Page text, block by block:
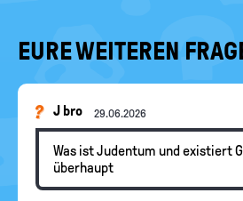
EURE WEITEREN
J bro 29.06.2026
Was ist Judentum und existiert
überhaupt